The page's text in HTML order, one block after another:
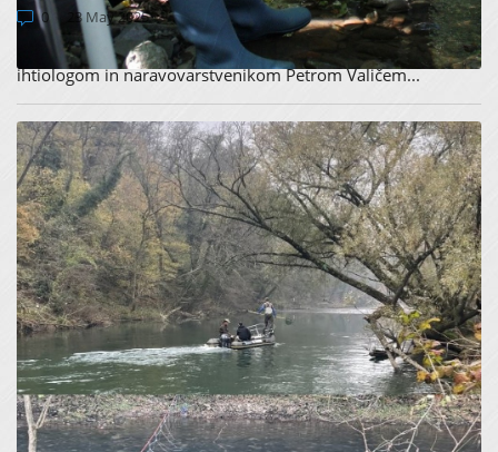
0 23 May 2025
Konec septembra 2024 smo ponosno sodelovali z lokalnim
ihtiologom in naravovarstvenikom Petrom Valičem...
AFTERLIFE ODSTRANJEVANJE DONAVSKE